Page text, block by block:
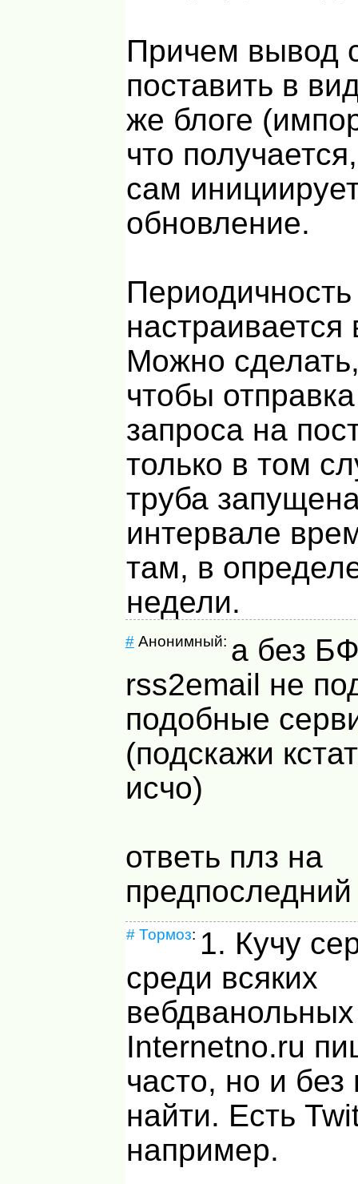
Причем вывод
поставить в
же блоге
что
сам
обновление.
настраивается
Можно
чтобы
запроса на
только в том
труба
интервале
там, в
недели.
#Анонимный: а без
rss2email не
подобные
(подскажи
исчо)
ответь плз на
предпоследний
# Тормоз: 1. Кучу
среди всяких
Internetno.ru
часто, но и
найти. Есть
например.